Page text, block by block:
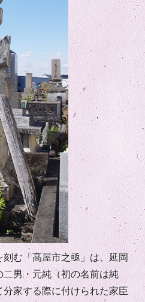
む「髙屋市之亟」は、延岡
男・元純（初の名前は純
家する際に付けられた家臣